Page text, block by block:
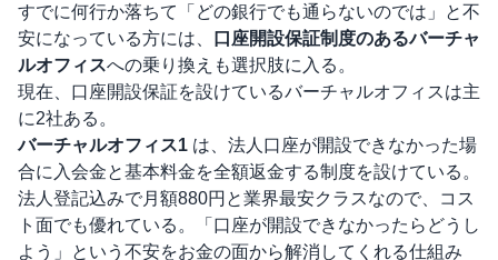
すでに何行か落ちて「どの銀行でも通らないのでは」と不
安になっている方には、
口座開設保証制度のあるバーチャ
ルオフィスへの乗り換えも選択肢に入る。
現在、口座開設保証を設けているバーチャルオフィスは主
に2社ある。
バーチャルオフィス1 は、法人口座が開設できなかった場
合に入会金と基本料金を全額返金する制度を設けている。
法人登記込みで月額880円と業界最安クラスなので、コス
ト面でも優れている。「口座が開設できなかったらどうし
よう」という不安をお金の面から解消してくれる仕組み